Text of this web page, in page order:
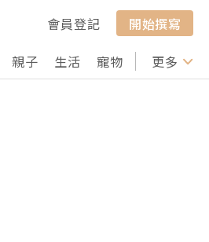
會員登記
開始撰寫
親子 生活 寵物 行山 打卡
更多